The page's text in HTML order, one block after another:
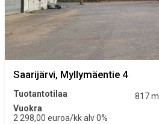
Saarijärvi, Myllymäentie 4
Tuotantotilaa 817 m
Vuokra
2 298,00 euroa/kk alv 0%